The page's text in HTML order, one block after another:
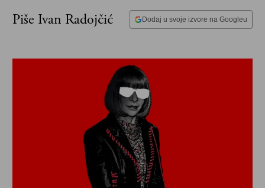
Piše Ivan Radojčić
Dodaj u svoje izvore na Googleu